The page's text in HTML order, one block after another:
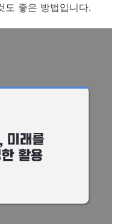
도 좋은 방법입니다.